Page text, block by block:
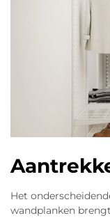
Het
wandplanken